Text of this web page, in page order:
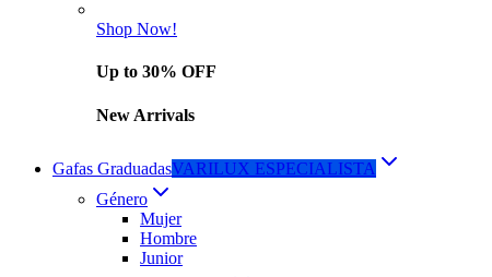
Shop Now!
Up to 30% OFF
New Arrivals
Gafas GraduadasVARILUX ESPECIALISTA
Género
Mujer
Hombre
Junior